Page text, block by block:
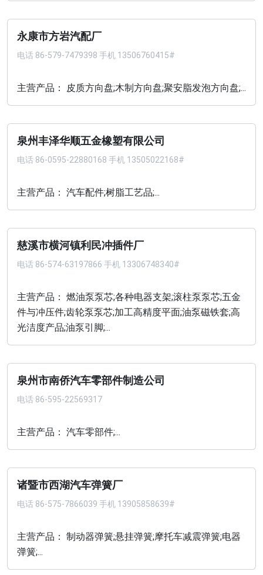
永康市方岩汽配厂
电话 86-579-7479398 手机 13506760415#
主营产品： 皮质方向盘;木制方向盘;聚安脂发泡方向盘;...
泉州丰泽华顺五金橡塑有限公司
电话 86-0595-22880168 手机 13505022168#
主营产品： 汽车配件;树脂工艺品;...
慈溪市横河镇利民冲插件厂
电话 86-574-63197866 手机 13306748340#
主营产品： 燃油泵泵芯;各种电器支架;滚柱泵泵芯;五金
件与冲压件;齿轮泵泵芯;加工高精度平面;油泵磁铁套;高
光洁度产品;油泵引脚;...
泉州市南侨汽车零部件制造公司
电话 86-595-22569317
主营产品： 汽车零部件;...
诸暨市西湖汽车弹簧厂
电话 86-575-7866039 手机 13905858639#
主营产品： 制动器弹簧;悬挂弹簧;摩托车减震弹簧;电器
弹簧;...